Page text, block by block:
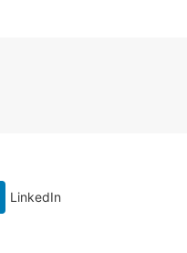
LinkedIn